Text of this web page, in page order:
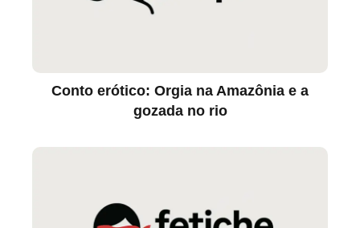
Conto erótico: Orgia na Amazônia e a
gozada no rio